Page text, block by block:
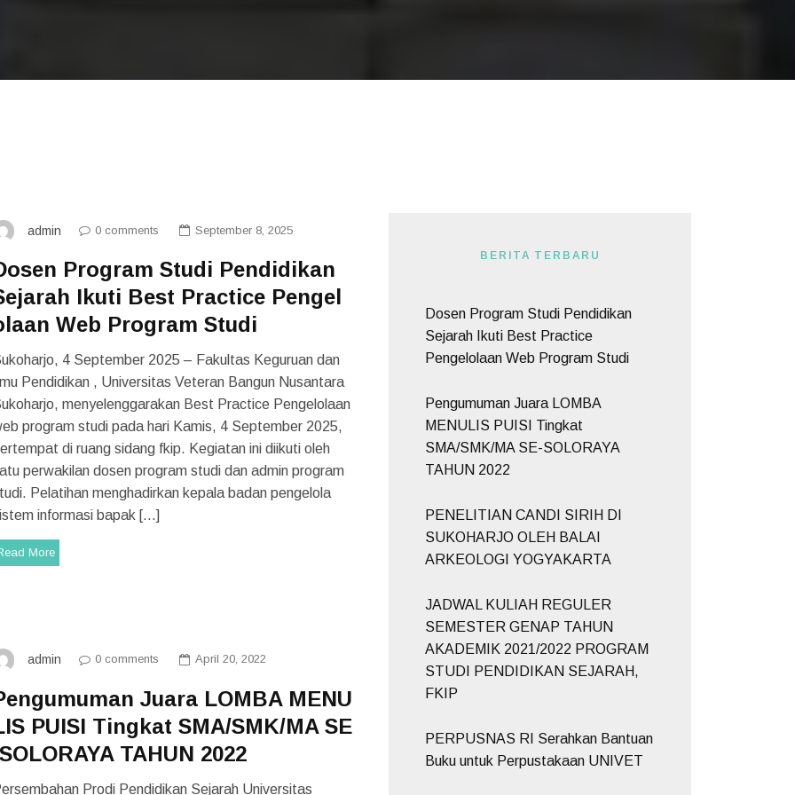
admin 0 comments September 8, 2025
Program Studi Pendidikan
Ikuti Best Practice Pengel
Web Program Studi
4 September 2025 – Fakultas Keguruan dan
Pendidikan , Universitas Veteran Bangun Nusantara
menyelenggarakan Best Practice Pengelolaan
program studi pada hari Kamis, 4 September 2025,
di ruang sidang fkip. Kegiatan ini diikuti oleh
perwakilan dosen program studi dan admin program
Pelatihan menghadirkan kepala badan pengelola
informasi bapak […]
More
admin 0 comments April 20, 2022
Juara LOMBA MENU
PUISI Tingkat SMA/SMK/MA SE
TAHUN 2022
Prodi Pendidikan Sejarah Universitas
BERITA TERBARU
Dosen Program Studi Pendidikan
Sejarah Ikuti Best Practice
Pengelolaan Web Program Studi
Pengumuman Juara LOMBA
MENULIS PUISI Tingkat
SMA/SMK/MA SE-SOLORAYA
TAHUN 2022
PENELITIAN CANDI SIRIH DI
SUKOHARJO OLEH BALAI
ARKEOLOGI YOGYAKARTA
JADWAL KULIAH REGULER
SEMESTER GENAP TAHUN
AKADEMIK 2021/2022 PROGRAM
STUDI PENDIDIKAN SEJARAH,
FKIP
PERPUSNAS RI Serahkan Bantuan
Buku untuk Perpustakaan UNIVET